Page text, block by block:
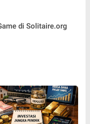
di Solitaire.org